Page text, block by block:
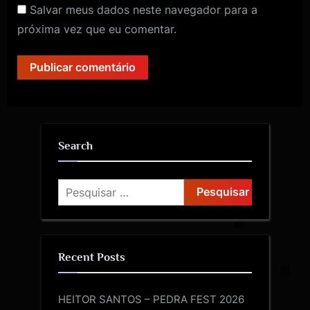
Salvar meus dados neste navegador para a
próxima vez que eu comentar.
Search
Recent Posts
HEITOR SANTOS – PEDRA FEST 2026